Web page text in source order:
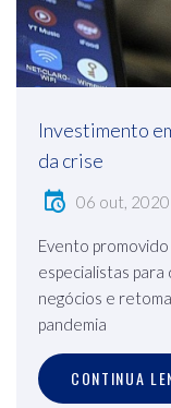
Investimento
da crise
06 out, 2020
Evento
especialistas
negócios e
pandemia
CONTINUA